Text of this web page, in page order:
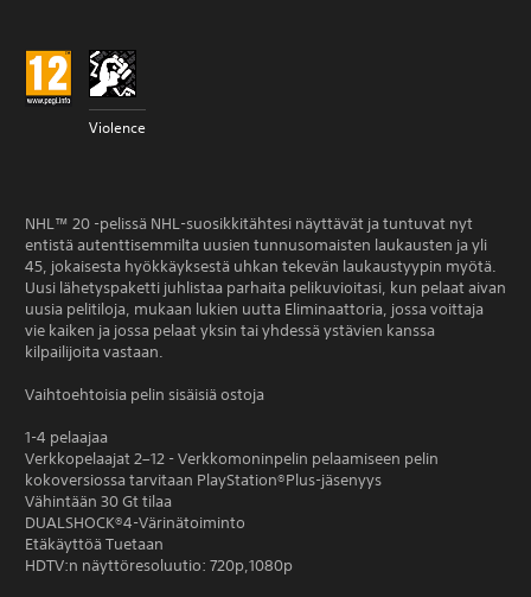
Violence
NHL™ 20 -pelissä NHL-suosikkitähtesi näyttävät ja tuntuvat nyt
entistä autenttisemmilta uusien tunnusomaisten laukausten ja yli
45, jokaisesta hyökkäyksestä uhkan tekevän laukaustyypin myötä.
Uusi lähetyspaketti juhlistaa parhaita pelikuvioitasi, kun pelaat aivan
uusia pelitiloja, mukaan lukien uutta Eliminaattoria, jossa voittaja
vie kaiken ja jossa pelaat yksin tai yhdessä ystävien kanssa
kilpailijoita vastaan.
Vaihtoehtoisia pelin sisäisiä ostoja
1-4 pelaajaa
Verkkopelaajat 2–12 - Verkkomoninpelin pelaamiseen pelin
kokoversiossa tarvitaan PlayStation®Plus-jäsenyys
Vähintään 30 Gt tilaa
DUALSHOCK®4-Värinätoiminto
Etäkäyttöä Tuetaan
HDTV:n näyttöresoluutio: 720p,1080p